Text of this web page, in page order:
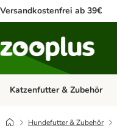
Versandkostenfrei ab 39€
Katzenfutter & Zubehör
Hundefutter & Zubehör